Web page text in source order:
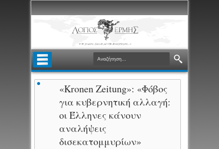
«Kronen Zeitung»: «Φόβος
για κυβερνητική αλλαγή:
οι Έλληνες κάνουν
αναλήψεις
δισεκατομμυρίων»